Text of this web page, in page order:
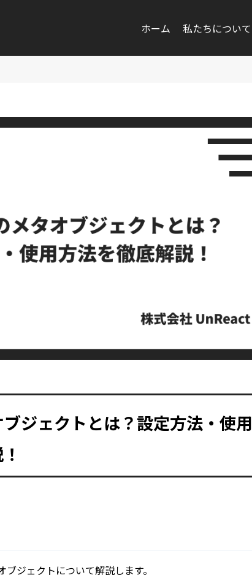
ホーム 私たちについて
ジェクトとは？設定方法・使用
ジェクトについて解説します。